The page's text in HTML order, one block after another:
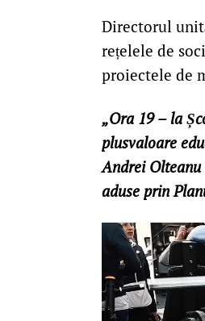
Directorul
rețelele de
proiectele de
„Ora 19 – la
plusvaloare
Andrei Olteanu
aduse prin